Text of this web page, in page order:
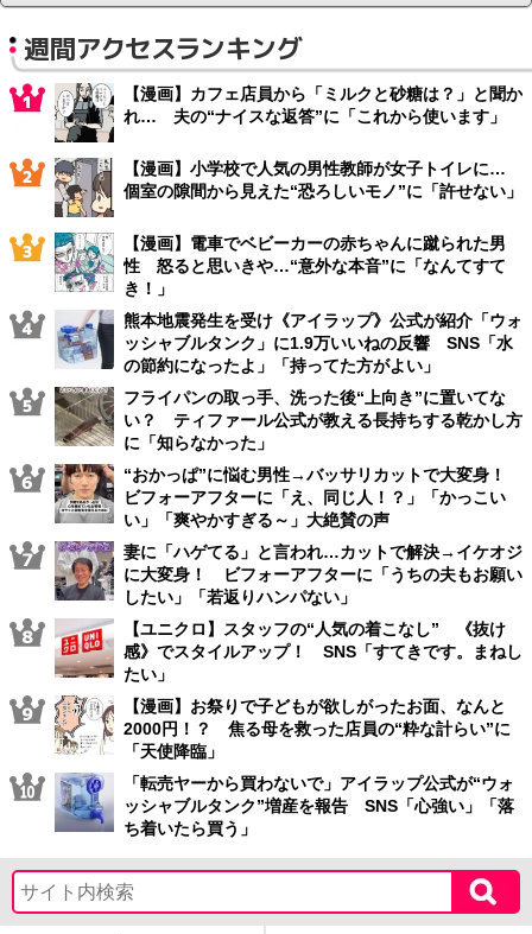
週間アクセスランキング
【漫画】カフェ店員から「ミルクと砂糖は？」と聞か
れ… 夫の“ナイスな返答”に「これから使います」
【漫画】小学校で人気の男性教師が女子トイレに…
個室の隙間から見えた“恐ろしいモノ”に「許せない」
【漫画】電車でベビーカーの赤ちゃんに蹴られた男
性 怒ると思いきや…“意外な本音”に「なんてすて
き！」
熊本地震発生を受け《アイラップ》公式が紹介「ウォ
ッシャブルタンク」に1.9万いいねの反響 SNS「水
の節約になったよ」「持ってた方がよい」
フライパンの取っ手、洗った後“上向き”に置いてな
い？ ティファール公式が教える長持ちする乾かし方
に「知らなかった」
“おかっぱ”に悩む男性→バッサリカットで大変身！
ビフォーアフターに「え、同じ人！？」「かっこい
い」「爽やかすぎる～」大絶賛の声
妻に「ハゲてる」と言われ…カットで解決→イケオジ
に大変身！ ビフォーアフターに「うちの夫もお願い
したい」「若返りハンパない」
【ユニクロ】スタッフの“人気の着こなし” 《抜け
感》でスタイルアップ！ SNS「すてきです。まねし
たい」
【漫画】お祭りで子どもが欲しがったお面、なんと
2000円！？ 焦る母を救った店員の“粋な計らい”に
「天使降臨」
「転売ヤーから買わないで」アイラップ公式が“ウォ
ッシャブルタンク”増産を報告 SNS「心強い」「落
ち着いたら買う」